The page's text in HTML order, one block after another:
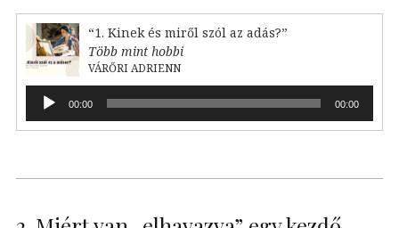
“1. Kinek és miről szól az adás?”
Több mint hobbi
VÁRŐRI ADRIENN
Audió
lejátszó00:00 00:00